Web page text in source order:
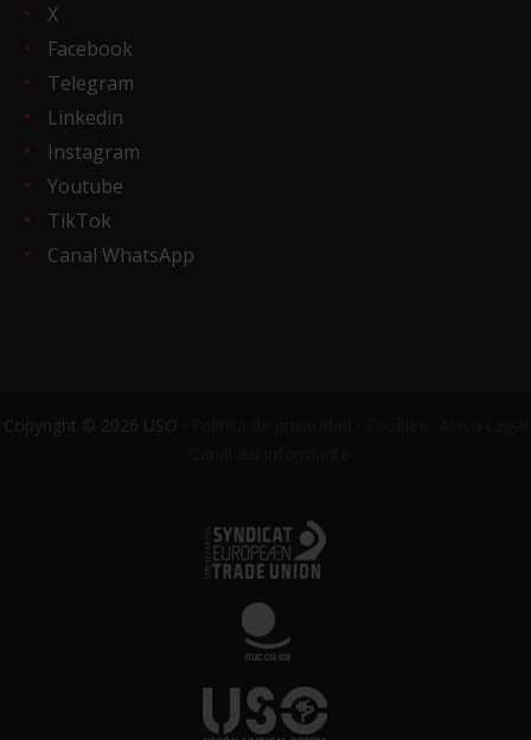
X
Facebook
Telegram
Linkedin
Instagram
Youtube
TikTok
Canal WhatsApp
Copyright © 2026 USO ·